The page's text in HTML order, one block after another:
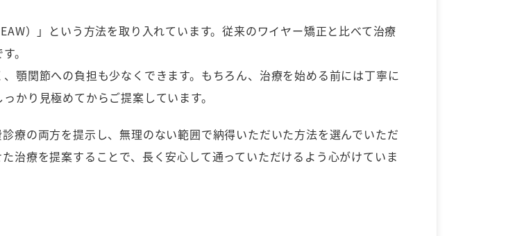
）」という方法を取り入れています。従来のワイヤー矯正と比べて治療
。
顎関節への負担も少なくできます。もちろん、治療を始める前には丁寧に
かり見極めてからご提案しています。
療の両方を提示し、無理のない範囲で納得いただいた方法を選んでいただ
治療を提案することで、長く安心して通っていただけるよう心がけていま